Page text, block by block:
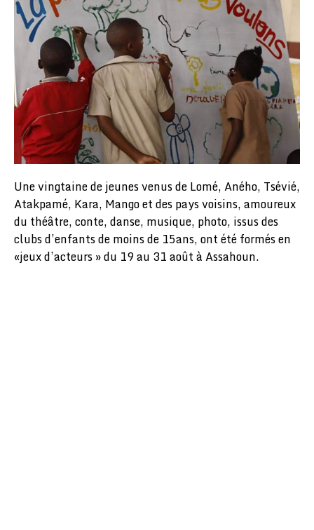
Une vingtaine de jeunes venus de Lomé, Aného, Tsévié,
Atakpamé, Kara, Mango et des pays voisins, amoureux
du théâtre, conte, danse, musique, photo, issus des
clubs d’enfants de moins de 15ans, ont été formés en
«jeux d’acteurs » du 19 au 31 août à Assahoun.